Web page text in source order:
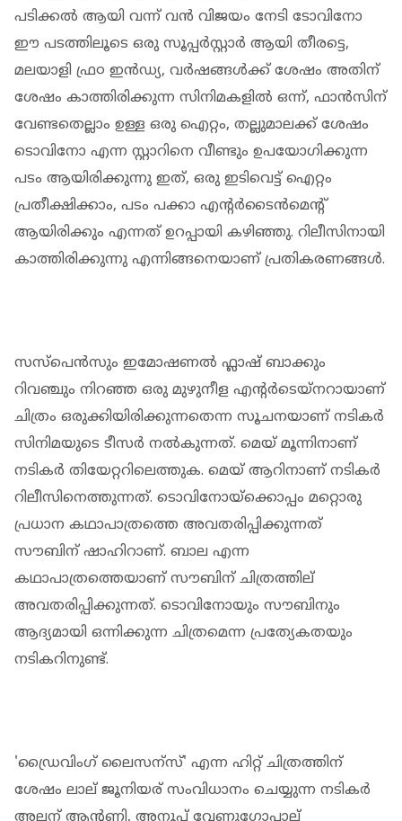
പടിക്കൽ ആയി വന്ന് വൻ വിജയം നേടി ടോവിനോ
ഈ പടത്തിലൂടെ ഒരു സൂപ്പർസ്റ്റാർ ആയി തീരട്ടെ,
മലയാളി ഫ്ര൦ ഇൻഡ്യ, വർഷങ്ങൾക്ക് ശേഷം അതിന്
ശേഷം കാത്തിരിക്കുന്ന സിനിമകളിൽ ഒന്ന്, ഫാൻസിന്
വേണ്ടതെല്ലാം ഉള്ള ഒരു ഐറ്റം, തല്ലുമാലക്ക് ശേഷം
ടൊവിനോ എന്ന സ്റ്റാറിനെ വീണ്ടും ഉപയോഗിക്കുന്ന
പടം ആയിരിക്കുന്നു ഇത്, ഒരു ഇടിവെട്ട് ഐറ്റം
പ്രതീക്ഷിക്കാം, പടം പക്കാ എന്റർടൈൻമെന്റ്
ആയിരിക്കും എന്നത് ഉറപ്പായി കഴിഞ്ഞു. റിലീസിനായി
കാത്തിരിക്കുന്നു എന്നിങ്ങനെയാണ് പ്രതികരണങ്ങൾ.
സസ്പെൻസും ഇമോഷണൽ ഫ്ലാഷ് ബാക്കും
റിവഞ്ചും നിറഞ്ഞ ഒരു മുഴുനീള എന്റർടെയ്നറായാണ്
ചിത്രം ഒരുക്കിയിരിക്കുന്നതെന്ന സൂചനയാണ് നടികർ
സിനിമയുടെ ടീസർ നൽകുന്നത്. മെയ് മൂന്നിനാണ്
നടികർ തിയേറ്ററിലെത്തുക. മെയ് ആറിനാണ് നടികർ
റിലീസിനെത്തുന്നത്. ടൊവിനോയ്ക്കൊപ്പം മറ്റൊരു
പ്രധാന കഥാപാത്രത്തെ അവതരിപ്പിക്കുന്നത്
സൗബിന് ഷാഹിറാണ്. ബാല എന്ന
കഥാപാത്രത്തെയാണ് സൗബിന് ചിത്രത്തില്
അവതരിപ്പിക്കുന്നത്. ടൊവിനോയും സൗബിനും
ആദ്യമായി ഒന്നിക്കുന്ന ചിത്രമെന്ന പ്രത്യേകതയും
നടികറിനുണ്ട്.
'ഡ്രൈവിംഗ് ലൈസന്സ്' എന്ന ഹിറ്റ് ചിത്രത്തിന്
ശേഷം ലാല് ജൂനിയര് സംവിധാനം ചെയ്യുന്ന നടികർ
അലന് ആന്റണി, അനൂപ് വേണുഗോപാല്